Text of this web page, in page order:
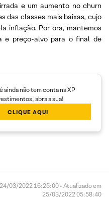
e um aumento no churn
das classes mais baixas, cujo
inflação. Por ora, mantemos
e preço-alvo para o final de
ainda não tem conta na XP
abra a sua!
CLIQUE AQUI
24/03/2022 16:25:00 • Atualizado em
25/03/2022 05:58:40